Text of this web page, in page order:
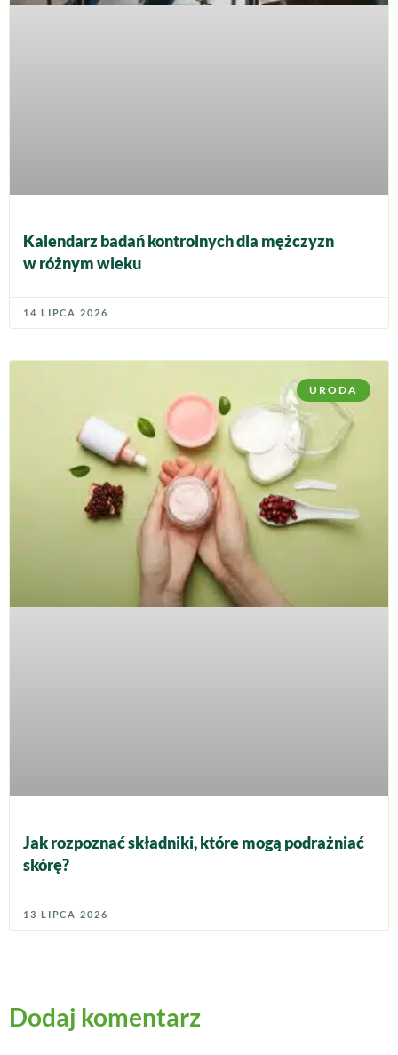
Kalendarz badań kontrolnych dla mężczyzn
w różnym wieku
14 LIPCA 2026
URODA
Jak rozpoznać składniki, które mogą podrażniać
skórę?
13 LIPCA 2026
Dodaj komentarz